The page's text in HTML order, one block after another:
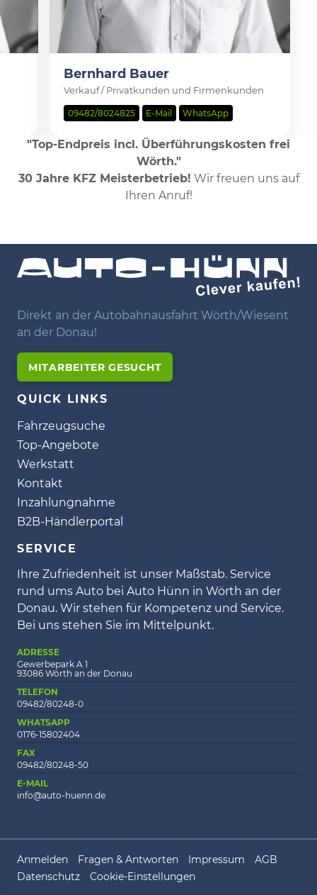
Bernhard Bauer
Verkauf / Privatkunden und Firmenkunden
09482/8024825 E-Mail WhatsApp
"Top-Endpreis incl. Überführungskosten frei
Wörth."
30 Jahre KFZ Meisterbetrieb! Wir freuen uns auf
Ihren Anruf!
Direkt an der Autobahnausfahrt Wörth/Wiesent
an der Donau!
MITARBEITER GESUCHT
QUICK LINKS
Fahrzeugsuche
Top-Angebote
Werkstatt
Kontakt
Inzahlungnahme
B2B-Händlerportal
SERVICE
Ihre Zufriedenheit ist unser Maßstab. Service
rund ums Auto bei Auto Hünn in Wörth an der
Donau. Wir stehen für Kompetenz und Service.
Bei uns stehen Sie im Mittelpunkt.
ADRESSE
Gewerbepark A 1
93086 Wörth an der Donau
TELEFON
09482/80248-0
WHATSAPP
0176-15802404
FAX
09482/80248-50
E-MAIL
info@auto-huenn.de
Anmelden Fragen & Antworten Impressum
AGB
Datenschutz
Cookie-Einstellungen